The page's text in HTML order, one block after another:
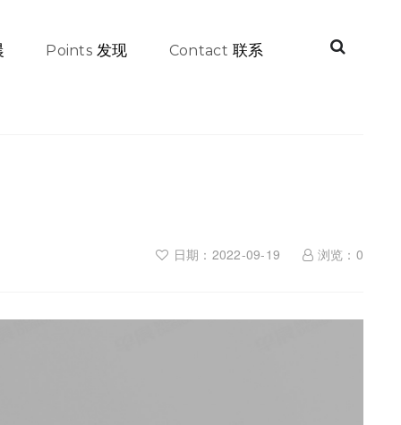
Points 发现 Contact 联系
日期：2022-09-19 浏览： 0